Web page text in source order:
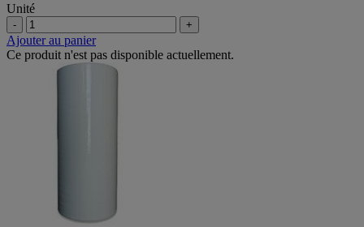
Unité
- +
Ajouter au panier
Ce produit n'est pas disponible actuellement.